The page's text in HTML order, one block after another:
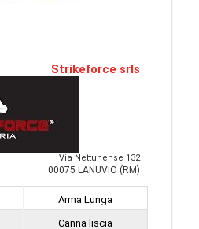
Strikeforce srls
Via Nettunense 132
00075 LANUVIO (RM)
Arma Lunga
Canna liscia